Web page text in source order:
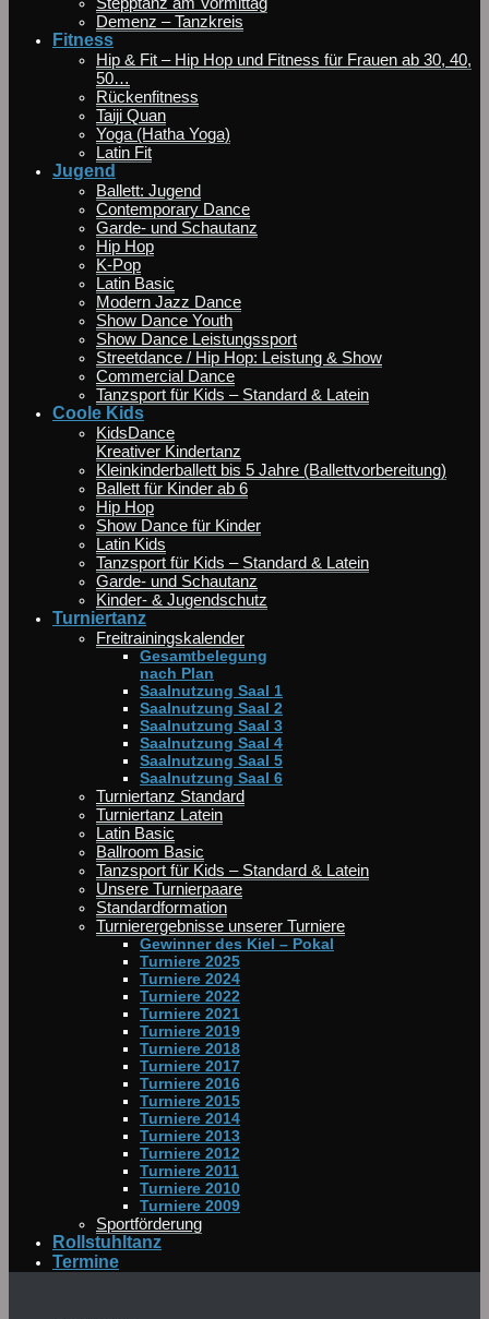
Demenz – Tanzkreis
Fitness
Hip & Fit – Hip Hop und Fitness für Frauen ab 30, 40,
50…
Rückenfitness
Taiji Quan
Yoga (Hatha Yoga)
Latin Fit
Jugend
Ballett: Jugend
Contemporary Dance
Garde- und Schautanz
Hip Hop
K-Pop
Latin Basic
Modern Jazz Dance
Show Dance Youth
Show Dance Leistungssport
Streetdance / Hip Hop: Leistung & Show
Commercial Dance
Tanzsport für Kids – Standard & Latein
Coole Kids
KidsDance
Kreativer Kindertanz
Kleinkinderballett bis 5 Jahre (Ballettvorbereitung)
Ballett für Kinder ab 6
Hip Hop
Show Dance für Kinder
Latin Kids
Tanzsport für Kids – Standard & Latein
Garde- und Schautanz
Kinder- & Jugendschutz
Turniertanz
Freitrainingskalender
Gesamtbelegung
nach Plan
Saalnutzung Saal 1
Saalnutzung Saal 2
Saalnutzung Saal 3
Saalnutzung Saal 4
Saalnutzung Saal 5
Saalnutzung Saal 6
Turniertanz Standard
Turniertanz Latein
Latin Basic
Ballroom Basic
Tanzsport für Kids – Standard & Latein
Unsere Turnierpaare
Standardformation
Turnierergebnisse unserer Turniere
Gewinner des Kiel – Pokal
Turniere 2025
Turniere 2024
Turniere 2022
Turniere 2021
Turniere 2019
Turniere 2018
Turniere 2017
Turniere 2016
Turniere 2015
Turniere 2014
Turniere 2013
Turniere 2012
Turniere 2011
Turniere 2010
Turniere 2009
Sportförderung
Rollstuhltanz
Termine